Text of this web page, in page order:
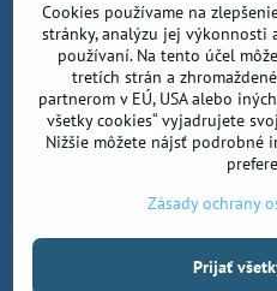
Krea office, s.r.o.
Kancelárske potreby
Kreatívne potreby a
©2026
Cookies používame na
stránky, analýzu jej výkonnosti
používaní. Na tento účel
tretích strán a
partnerom v EÚ, USA alebo
všetky cookies“ vyjadrujete
Nižšie môžete nájsť podrobné
Zásady ochrany
Prijať